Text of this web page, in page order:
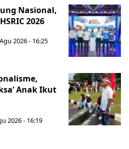
Nasional,
2026
2026 - 16:25
Anak Ikut
2026 - 16:19